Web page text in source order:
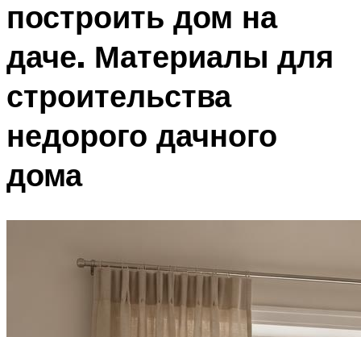
построить дом на
даче. Материалы для
строительства
недорого дачного
дома